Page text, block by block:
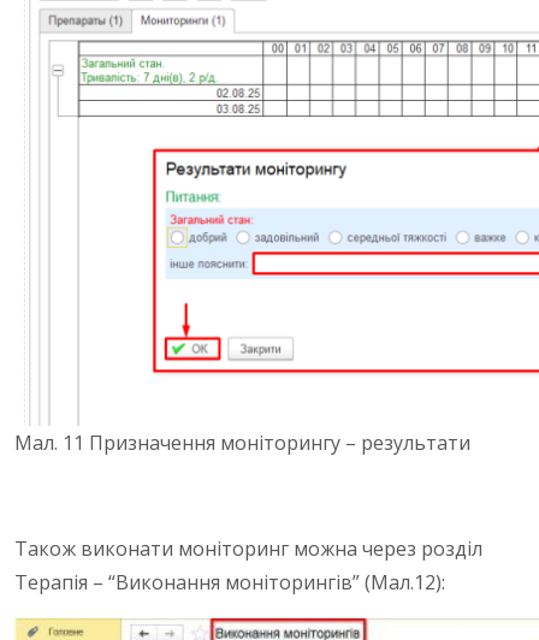
Мал. 11 Призначення моніторингу – результати
Також виконати моніторинг можна через розділ
Терапія – “Виконання моніторингів” (Мал.12):